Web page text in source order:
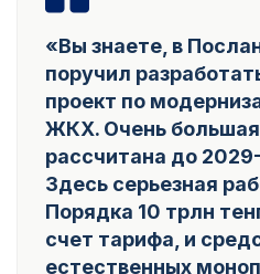
«Вы знаете, в
поручил
проект по
ЖКХ. Очень
рассчитана до
Здесь серьезная
Порядка 10 трлн
счет тарифа, и
естественных